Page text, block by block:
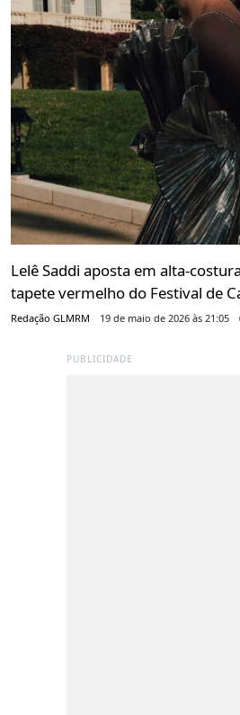
Lelê Saddi aposta em alta-
tapete vermelho do Festival de
Redação GLMRM 19 de maio de 2026 às 21:05
PUBLICIDADE